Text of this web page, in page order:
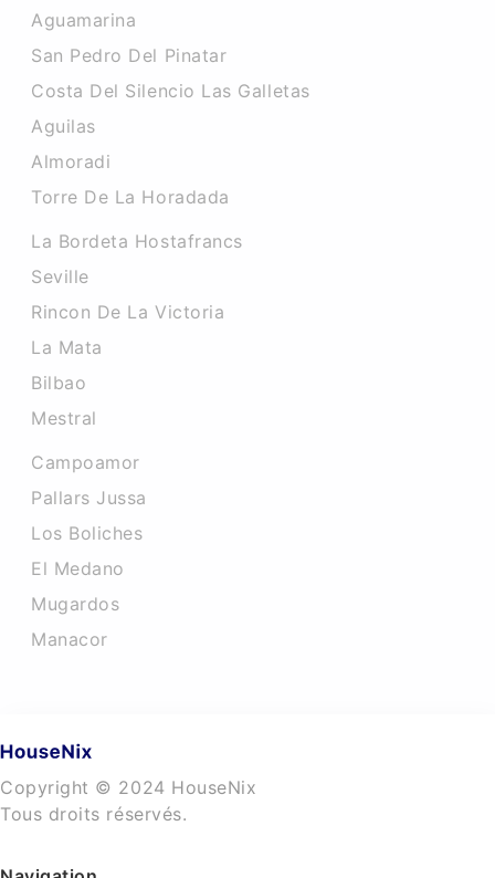
Aguamarina
San Pedro Del Pinatar
Costa Del Silencio Las Galletas
Aguilas
Almoradi
Torre De La Horadada
La Bordeta Hostafrancs
Seville
Rincon De La Victoria
La Mata
Bilbao
Mestral
Campoamor
Pallars Jussa
Los Boliches
El Medano
Mugardos
Manacor
Copyright © 2024 HouseNix
Tous droits réservés.